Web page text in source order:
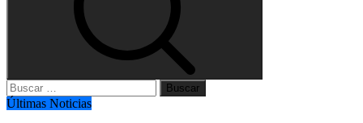
Buscar:
Últimas Noticias